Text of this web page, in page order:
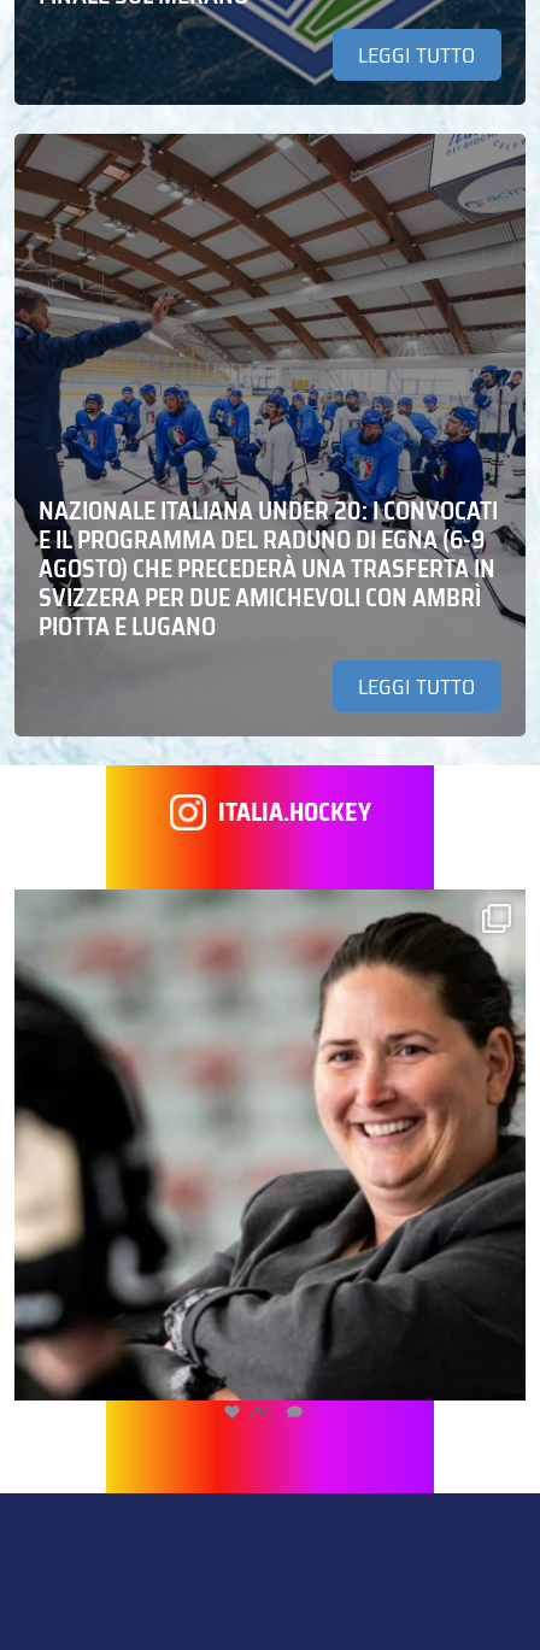
LEGGI TUTTO
NAZIONALE ITALIANA UNDER 20: I CONVOCATI
E IL PROGRAMMA DEL RADUNO DI EGNA (6-9
AGOSTO) CHE PRECEDERÀ UNA TRASFERTA IN
SVIZZERA PER DUE AMICHEVOLI CON AMBRÌ
PIOTTA E LUGANO
LEGGI TUTTO
ITALIA.HOCKEY
216 1